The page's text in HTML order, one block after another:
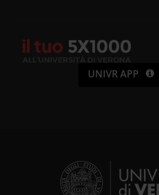
UNIVR APP